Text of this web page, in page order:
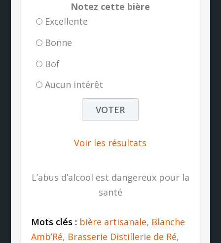
Notez cette bière
Excellente
Bonne
Bof
Aucun intérêt
Voir les résultats
L’abus d’alcool est dangereux pour la
santé
Mots clés : bière artisanale, Blanche
Amb’Ré, Brasserie Distillerie de Ré,